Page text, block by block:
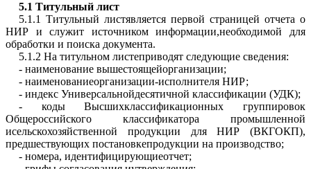
5.1 Титульный лист
5.1.1 Титульный листявляется первой страницей отчета о
НИР и служит источником информации,необходимой для
обработки и поиска документа.
5.1.2 На титульном листеприводят следующие сведения:
- наименование вышестоящейорганизации;
- наименованиеорганизации-исполнителя НИР;
- индекс Универсальнойдесятичной классификации (УДК);
- коды Высшихклассификационных группировок
Общероссийского классификатора промышленной
исельскохозяйственной продукции для НИР (ВКГОКП),
предшествующих постановкепродукции на производство;
- номера, идентифицирующиеотчет;